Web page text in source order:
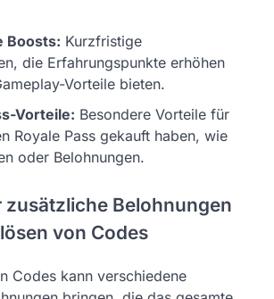
Boosts: Kurzfristige
die Erfahrungspunkte erhöhen
Vorteile bieten.
Vorteile: Besondere Vorteile für
Royale Pass gekauft haben, wie
oder Belohnungen.
zusätzliche Belohnungen
von Codes
Codes kann verschiedene